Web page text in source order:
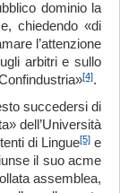
dominio la
chiedendo «di
l’attenzione
arbitri e sullo
[4].
succedersi di
dell’Università
di Lingue[5] e
il suo acme
assemblea,